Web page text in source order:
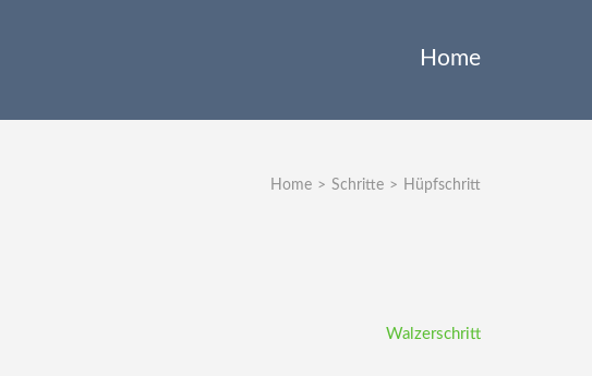
Home
Home > Schritte > Hüpfschritt
Walzerschritt